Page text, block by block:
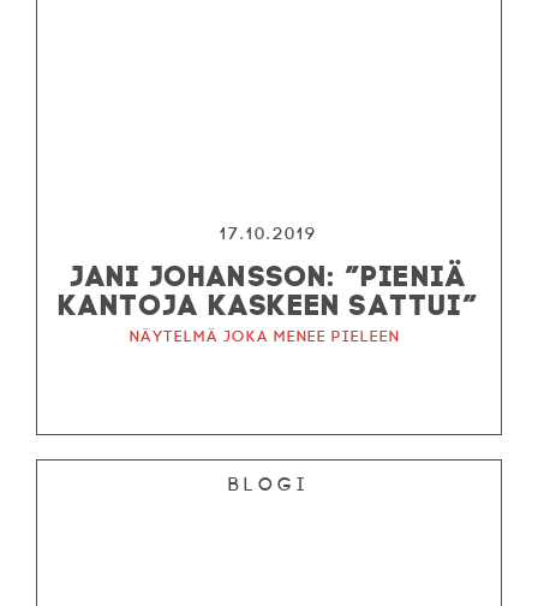
17.10.2019
JANI JOHANSSON: ”PIENIÄ
KANTOJA KASKEEN SATTUI”
Näytelmä joka menee pieleen
Blogi